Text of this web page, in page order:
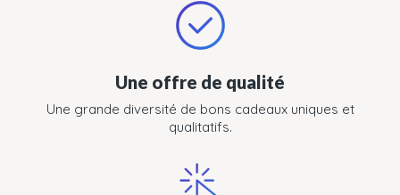
Une offre de qualité
Une grande diversité de bons cadeaux uniques et
qualitatifs.